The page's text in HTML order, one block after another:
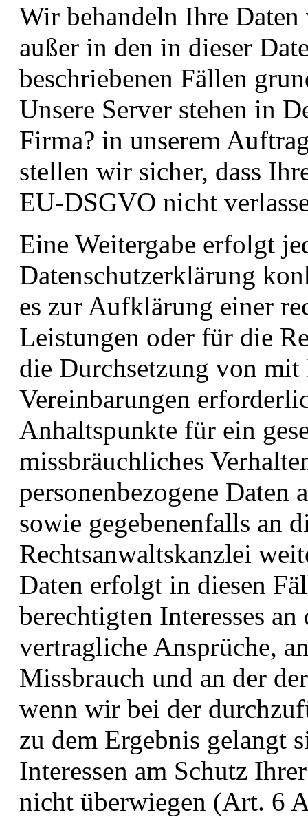
Wir behandeln Ihre
außer in den in dieser
beschriebenen Fällen
Unsere Server stehen in
Firma? in unserem
stellen wir sicher, dass
EU-DSGVO nicht
Eine Weitergabe erfolgt
Datenschutzerklärung
es zur Aufklärung einer
Leistungen oder für die
die Durchsetzung von
Vereinbarungen
Anhaltspunkte für ein
missbräuchliches
personenbezogene
sowie gegebenenfalls an
Rechtsanwaltskanzlei
Daten erfolgt in diesen
berechtigten Interesses
vertragliche Ansprüche,
Missbrauch und an der
wenn wir bei der
zu dem Ergebnis gelangt
Interessen am Schutz
nicht überwiegen (Art. 6